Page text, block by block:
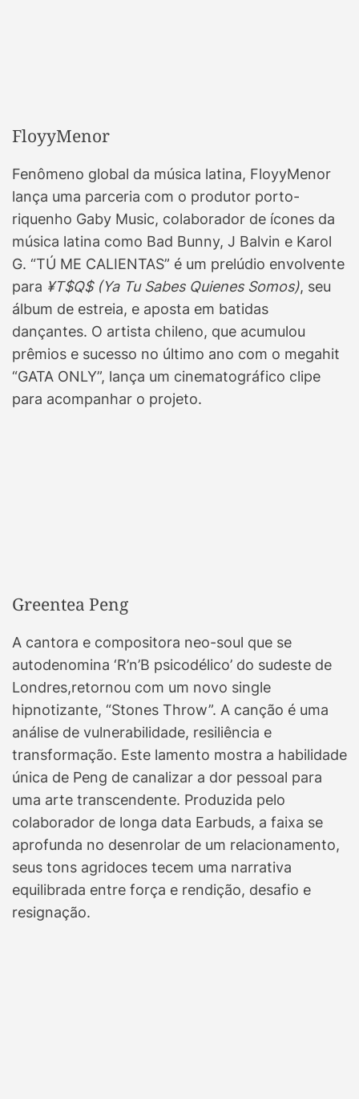
FloyyMenor
Fenômeno global da música latina, FloyyMenor
lança uma parceria com o produtor porto-
riquenho Gaby Music, colaborador de ícones da
música latina como Bad Bunny, J Balvin e Karol
G. “TÚ ME CALIENTAS” é um prelúdio envolvente
para ¥T$Q$ (Ya Tu Sabes Quienes Somos), seu
álbum de estreia, e aposta em batidas
dançantes. O artista chileno, que acumulou
prêmios e sucesso no último ano com o megahit
“GATA ONLY”, lança um cinematográfico clipe
para acompanhar o projeto.
Greentea Peng
A cantora e compositora neo-soul que se
autodenomina ‘R’n’B psicodélico’ do sudeste de
Londres,retornou com um novo single
hipnotizante, “Stones Throw”. A canção é uma
análise de vulnerabilidade, resiliência e
transformação. Este lamento mostra a habilidade
única de Peng de canalizar a dor pessoal para
uma arte transcendente. Produzida pelo
colaborador de longa data Earbuds, a faixa se
aprofunda no desenrolar de um relacionamento,
seus tons agridoces tecem uma narrativa
equilibrada entre força e rendição, desafio e
resignação.